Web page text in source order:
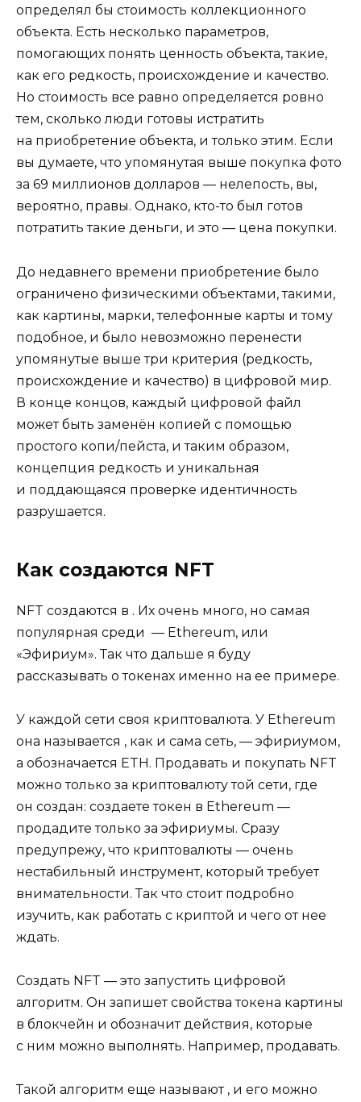
определял бы стоимость коллекционного
объекта. Есть несколько параметров,
помогающих понять ценность объекта, такие,
как его редкость, происхождение и качество.
Но стоимость все равно определяется ровно
тем, сколько люди готовы истратить
на приобретение объекта, и только этим. Если
вы думаете, что упомянутая выше покупка фото
за 69 миллионов долларов — нелепость, вы,
вероятно, правы. Однако, кто-то был готов
потратить такие деньги, и это — цена покупки.
До недавнего времени приобретение было
ограничено физическими объектами, такими,
как картины, марки, телефонные карты и тому
подобное, и было невозможно перенести
упомянутые выше три критерия (редкость,
происхождение и качество) в цифровой мир.
В конце концов, каждый цифровой файл
может быть заменён копией с помощью
простого копи/пейста, и таким образом,
концепция редкость и уникальная
и поддающаяся проверке идентичность
разрушается.
Как создаются NFT
NFT создаются в . Их очень много, но самая
популярная среди — Ethereum, или
«Эфириум». Так что дальше я буду
рассказывать о токенах именно на ее примере.
У каждой сети своя криптовалюта. У Ethereum
она называется , как и сама сеть, — эфириумом,
а обозначается ETH. Продавать и покупать NFT
можно только за криптовалюту той сети, где
он создан: создаете токен в Ethereum —
продадите только за эфириумы. Сразу
предупрежу, что криптовалюты — очень
нестабильный инструмент, который требует
внимательности. Так что стоит подробно
изучить, как работать с криптой и чего от нее
ждать.
Создать NFT — это запустить цифровой
алгоритм. Он запишет свойства токена картины
в блокчейн и обозначит действия, которые
с ним можно выполнять. Например, продавать.
Такой алгоритм еще называют , и его можно